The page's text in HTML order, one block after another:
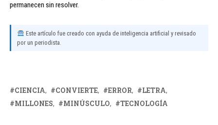
permanecen sin resolver.
Este artículo fue creado con ayuda de inteligencia artificial y revisado
por un periodista.
CIENCIA CONVIERTE ERROR
LETRA
MILLONES
MINÚSCULO TECNOLOGÍA